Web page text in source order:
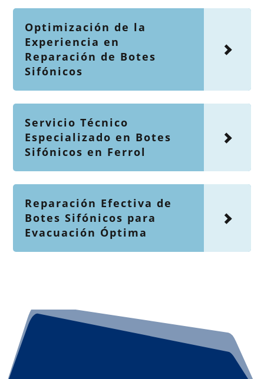
Optimización de la
Experiencia en
Reparación de Botes
Sifónicos
Servicio Técnico
Especializado en Botes
Sifónicos en Ferrol
Reparación Efectiva de
Botes Sifónicos para
Evacuación Óptima